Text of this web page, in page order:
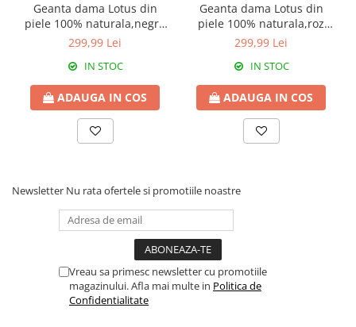
Geanta dama Lotus din
piele 100% naturala,negru
8233
299,99 Lei
IN STOC
ADAUGA IN COS
Geanta dama Lotus din
piele 100% naturala,roz
prafuit 8233
299,99 Lei
IN STOC
ADAUGA IN COS
Newsletter Nu rata ofertele si promotiile noastre
Vreau sa primesc newsletter cu promotiile
magazinului. Afla mai multe in Politica de
Confidentialitate